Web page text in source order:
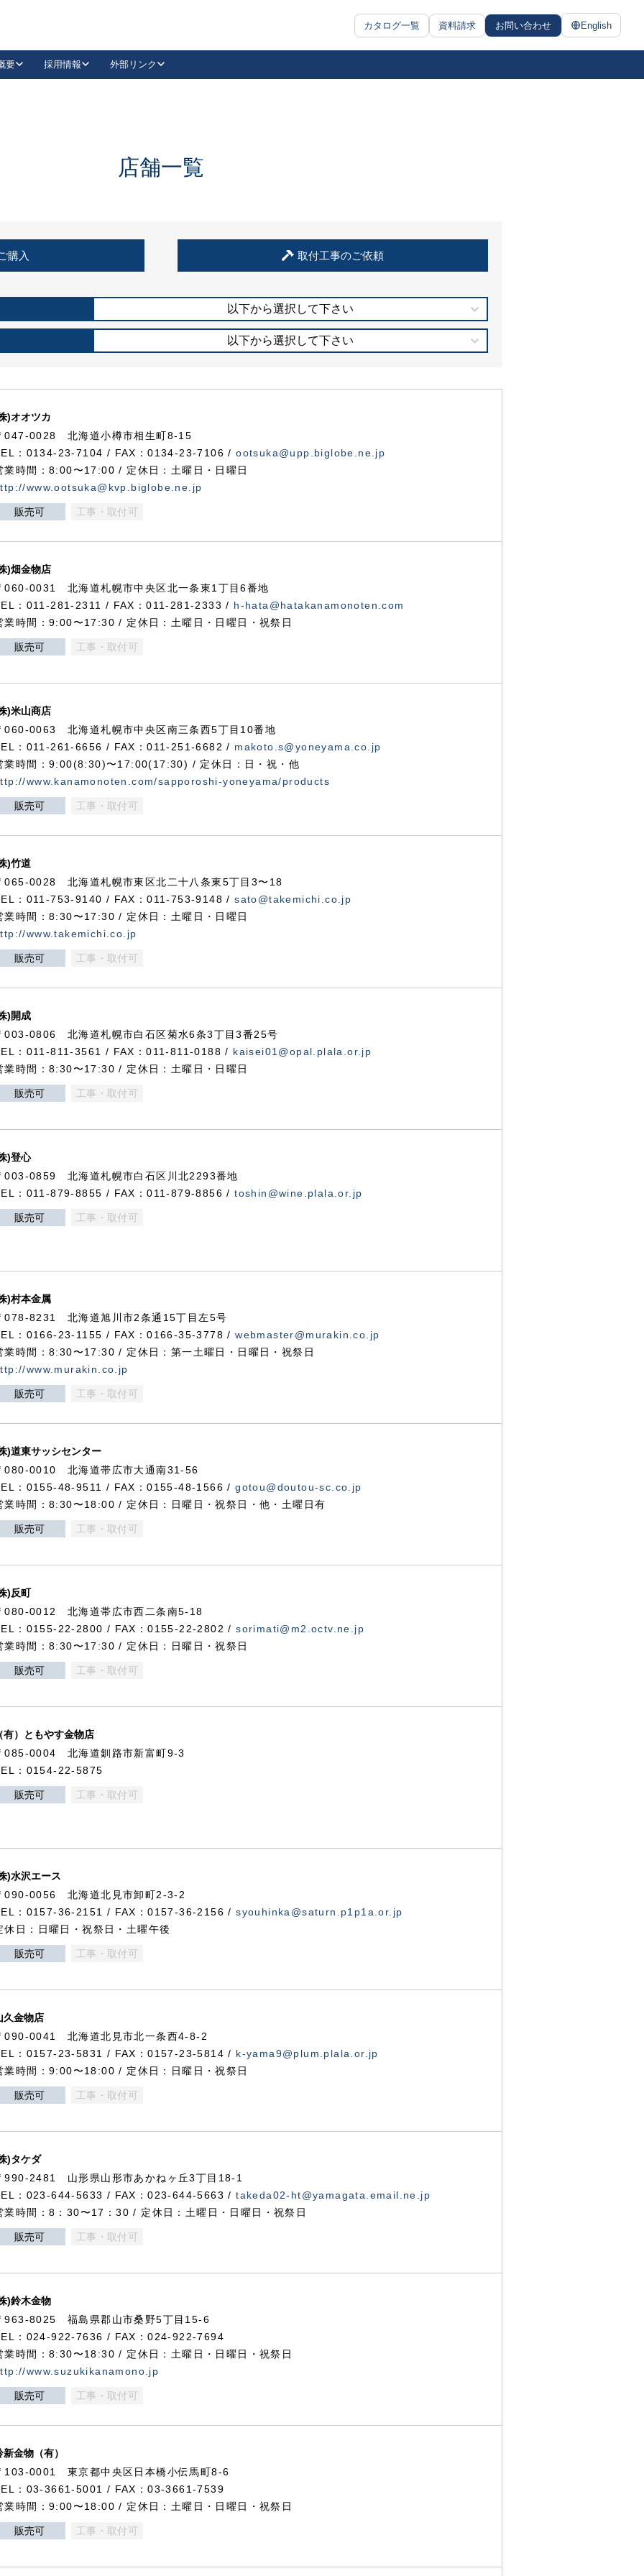
カタログ一覧 資料請求 お問い合わせ English
抗ウイルス・抗菌製品
要 採用情報 外部リンク
LinkedIn
住宅使用部材標準化推進協議会
店舗一覧
購入 取付工事のご依頼
以下から選択して下さい
以下から選択して下さい
)オオツカ
047-0028 北海道小樽市相生町8-15
：0134-23-7104 / FAX：0134-23-7106 /ootsuka@upp.biglobe.ne.jp
業時間：8:00〜17:00 / 定休日：土曜日・日曜日
www.ootsuka@kvp.biglobe.ne.jp
販売可 工事・取付可
)畑金物店
060-0031 北海道札幌市中央区北一条東1丁目6番地
：011-281-2311 / FAX：011-281-2333 / h-hata@hatakanamonoten.com
業時間：9:00〜17:30 / 定休日：土曜日・日曜日・祝祭日
販売可 工事・取付可
)米山商店
060-0063 北海道札幌市中央区南三条西5丁目10番地
：011-261-6656 / FAX：011-251-6682 / makoto.s@yoneyama.co.jp
業時間：9:00(8:30)〜17:00(17:30) / 定休日：日・祝・他
www.kanamonoten.com/sapporoshi-yoneyama/products
販売可 工事・取付可
)竹道
065-0028 北海道札幌市東区北二十八条東5丁目3〜18
：011-753-9140 / FAX：011-753-9148 /sato@takemichi.co.jp
業時間：8:30〜17:30 / 定休日：土曜日・日曜日
www.takemichi.co.jp
販売可 工事・取付可
)開成
003-0806 北海道札幌市白石区菊水6条3丁目3番25号
：011-811-3561 / FAX：011-811-0188 / kaisei01@opal.plala.or.jp
業時間：8:30〜17:30 / 定休日：土曜日・日曜日
販売可 工事・取付可
)登心
003-0859 北海道札幌市白石区川北2293番地
：011-879-8855 / FAX：011-879-8856 /toshin@wine.plala.or.jp
販売可 工事・取付可
)村本金属
078-8231 北海道旭川市2条通15丁目左5号
：0166-23-1155 / FAX：0166-35-3778 /webmaster@murakin.co.jp
業時間：8:30〜17:30 / 定休日：第一土曜日・日曜日・祝祭日
www.murakin.co.jp
販売可 工事・取付可
)道東サッシセンター
080-0010 北海道帯広市大通南31-56
：0155-48-9511 / FAX：0155-48-1566 /gotou@doutou-sc.co.jp
業時間：8:30〜18:00 / 定休日：日曜日・祝祭日・他・土曜日有
販売可 工事・取付可
)反町
080-0012 北海道帯広市西二条南5-18
：0155-22-2800 / FAX：0155-22-2802 /sorimati@m2.octv.ne.jp
業時間：8:30〜17:30 / 定休日：日曜日・祝祭日
販売可 工事・取付可
有）ともやす金物店
085-0004 北海道釧路市新富町9-3
：0154-22-5875
販売可 工事・取付可
)水沢エース
090-0056 北海道北見市卸町2-3-2
：0157-36-2151 / FAX：0157-36-2156 /syouhinka@saturn.p1p1a.or.jp
休日：日曜日・祝祭日・土曜午後
販売可 工事・取付可
久金物店
090-0041 北海道北見市北一条西4-8-2
：0157-23-5831 / FAX：0157-23-5814 / k-yama9@plum.plala.or.jp
業時間：9:00〜18:00 / 定休日：日曜日・祝祭日
販売可 工事・取付可
)タケダ
990-2481 山形県山形市あかねヶ丘3丁目18-1
：023-644-5633 / FAX：023-644-5663 /takeda02-ht@yamagata.email.ne.jp
業時間：8：30〜17：30 / 定休日：土曜日・日曜日・祝祭日
販売可 工事・取付可
)鈴木金物
963-8025 福島県郡山市桑野5丁目15-6
：024-922-7636 / FAX：024-922-7694
業時間：8:30〜18:30 / 定休日：土曜日・日曜日・祝祭日
www.suzukikanamono.jp
販売可 工事・取付可
新金物（有）
103-0001 東京都中央区日本橋小伝馬町8-6
：03-3661-5001 / FAX：03-3661-7539
業時間：9:00〜18:00 / 定休日：土曜日・日曜日・祝祭日
販売可 工事・取付可